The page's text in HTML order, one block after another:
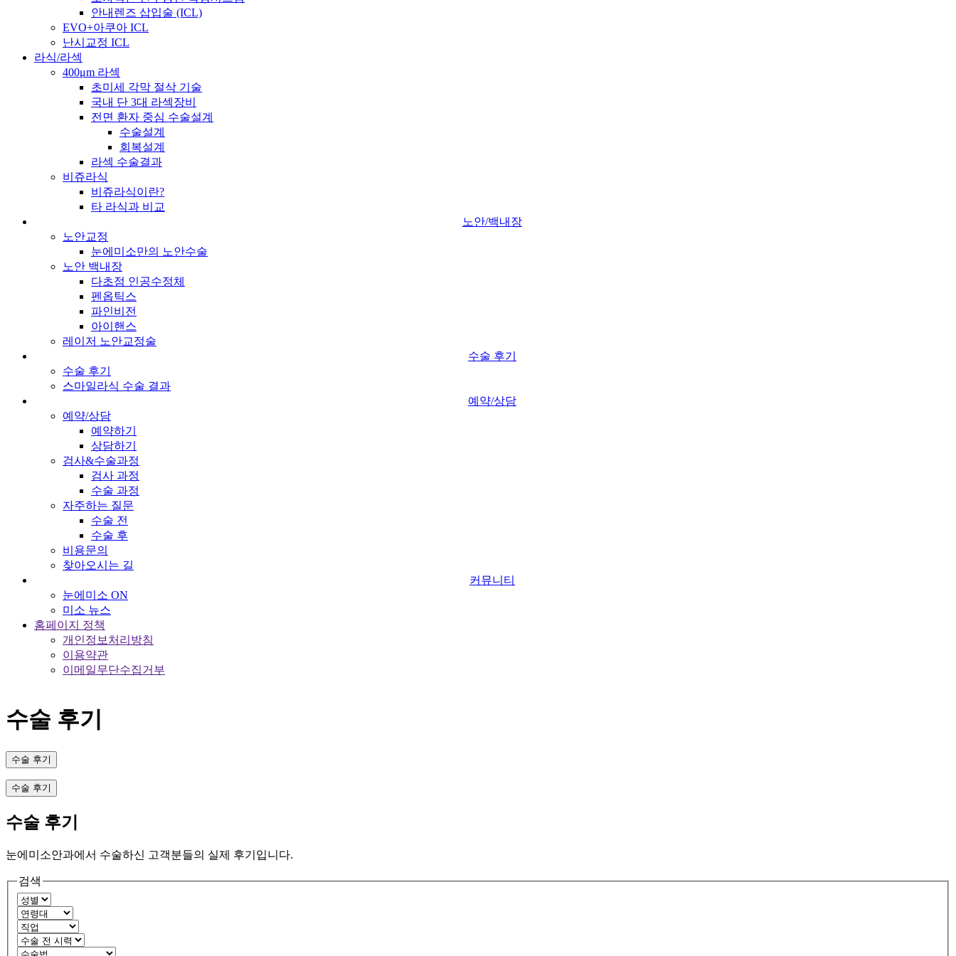
안내렌즈 삽입술 (ICL)
EVO+아쿠아 ICL
난시교정 ICL
라식/라섹
400μm 라섹
초미세 각막 절삭 기술
국내 단 3대 라섹장비
전면 환자 중심 수술설계
수술설계
회복설계
라섹 수술결과
비쥬라식
비쥬라식이란?
타 라식과 비교
노안/백내장
노안교정
눈에미소만의 노안수술
노안 백내장
다초점 인공수정체
펜옵틱스
파인비전
아이핸스
레이저 노안교정술
수술 후기
수술 후기
스마일라식 수술 결과
예약/상담
예약/상담
예약하기
상담하기
검사&수술과정
검사 과정
수술 과정
자주하는 질문
수술 전
수술 후
비용문의
찾아오시는 길
커뮤니티
눈에미소 ON
미소 뉴스
홈페이지 정책
개인정보처리방침
이용약관
이메일무단수집거부
수술 후기
수술 후기
수술 후기
수술 후기
눈에미소안과에서 수술하신 고객분들의 실제 후기입니다.
검색